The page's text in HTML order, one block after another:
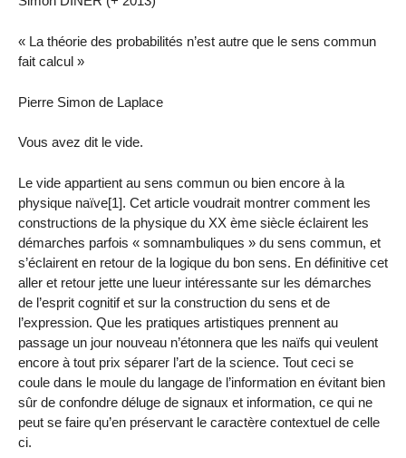
« La théorie des probabilités n’est autre que le sens commun
fait calcul »
Pierre Simon de Laplace
Vous avez dit le vide.
Le vide appartient au sens commun ou bien encore à la
physique naïve[1]. Cet article voudrait montrer comment les
constructions de la physique du XX ème siècle éclairent les
démarches parfois « somnambuliques » du sens commun, et
s’éclairent en retour de la logique du bon sens. En définitive cet
aller et retour jette une lueur intéressante sur les démarches
de l’esprit cognitif et sur la construction du sens et de
l’expression. Que les pratiques artistiques prennent au
passage un jour nouveau n’étonnera que les naïfs qui veulent
encore à tout prix séparer l’art de la science. Tout ceci se
coule dans le moule du langage de l’information en évitant bien
sûr de confondre déluge de signaux et information, ce qui ne
peut se faire qu’en préservant le caractère contextuel de celle
ci.